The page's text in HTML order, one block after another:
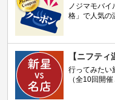
ノジマモバ
格」で人気の
【ニフティ
行ってみたい
（全10回開